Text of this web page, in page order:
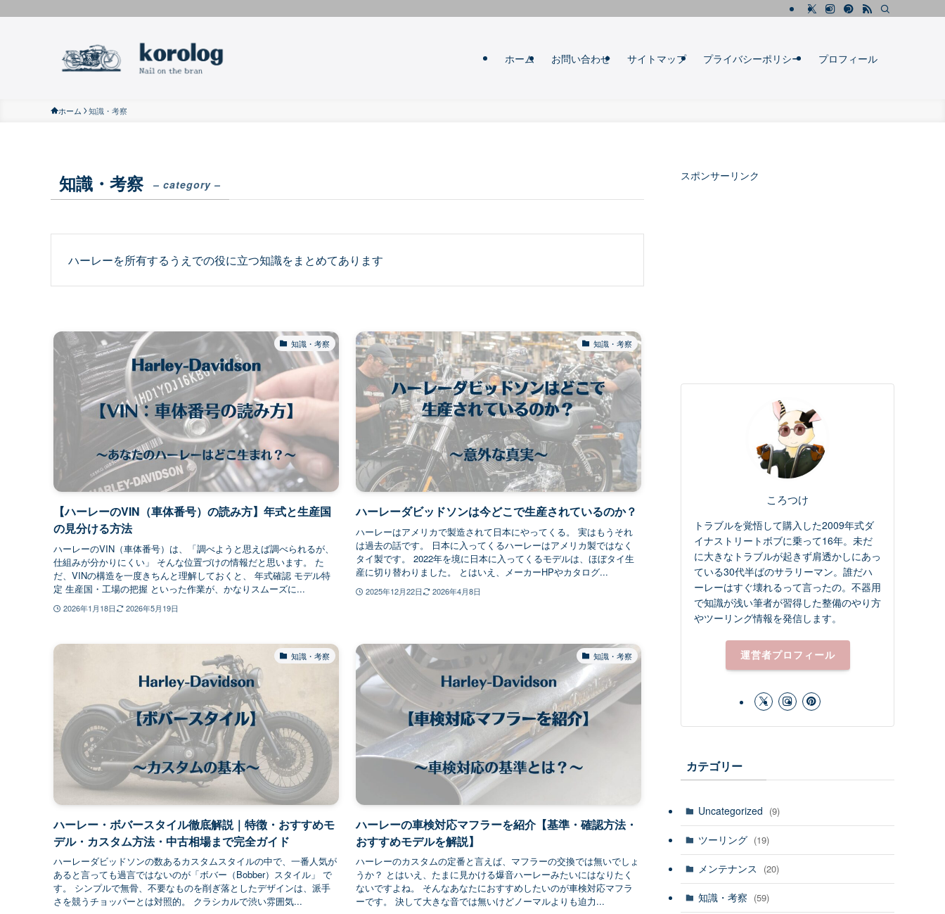
ホーム お問い合わせ サイトマップ プライバシーポリシー プロフィール
ホーム 知識・考察
知識・考察 – category –
ハーレーを所有するうえでの役に立つ知識をまとめてあります
知識・考察
【ハーレーのVIN（車体番号）の読み方】年式と生産国
の見分ける方法
ハーレーのVIN（車体番号）は、「調べようと思えば調べられるが、
仕組みが分かりにくい」 そんな位置づけの情報だと思います。 た
だ、VINの構造を一度きちんと理解しておくと、 年式確認 モデル特
定 生産国・工場の把握 といった作業が、かなりスムーズに...
2026年1月18日 2026年5月19日
知識・考察
ハーレーダビッドソンは今どこで生産されているのか？
ハーレーはアメリカで製造されて日本にやってくる。 実はもうそれ
は過去の話です。 日本に入ってくるハーレーはアメリカ製ではなく
タイ製です。 2022年を境に日本に入ってくるモデルは、ほぼタイ生
産に切り替わりました。 とはいえ、メーカーHPやカタログ...
2025年12月22日 2026年4月8日
知識・考察
ハーレー・ボバースタイル徹底解説｜特徴・おすすめモ
デル・カスタム方法・中古相場まで完全ガイド
ハーレーダビッドソンの数あるカスタムスタイルの中で、一番人気が
あると言っても過言ではないのが「ボバー（Bobber）スタイル」 で
す。 シンプルで無骨、不要なものを削ぎ落としたデザインは、派手
さを競うチョッパーとは対照的。 クラシカルで渋い雰囲気...
知識・考察
ハーレーの車検対応マフラーを紹介【基準・確認方法・
おすすめモデルを解説】
ハーレーのカスタムの定番と言えば、マフラーの交換では無いでしょ
うか？ とはいえ、たまに見かける爆音ハーレーみたいにはなりたく
ないですよね。 そんなあなたにおすすめしたいのが車検対応マフラ
ーです。 決して大きな音では無いけどノーマルよりも迫力...
スポンサーリンク
ころつけ
トラブルを覚悟して購入した2009年式ダ
イナストリートボブに乗って16年。未だ
に大きなトラブルが起きず肩透かしにあっ
ている30代半ばのサラリーマン。誰だハ
ーレーはすぐ壊れるって言ったの。不器用
で知識が浅い筆者が習得した整備のやり方
やツーリング情報を発信します。
運営者プロフィール
カテゴリー
Uncategorized (9)
ツーリング (19)
メンテナンス (20)
知識・考察 (59)